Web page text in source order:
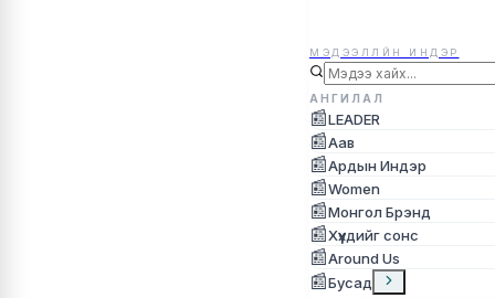
МЭДЭЭЛЛЙН ИНДЭР
АНГИЛАЛ
📰LEADER
📰Аав
📰Ардын Индэр
📰Women
📰Монгол Брэнд
📰Хүүхдийг сонс
📰Around Us
📰Бусад